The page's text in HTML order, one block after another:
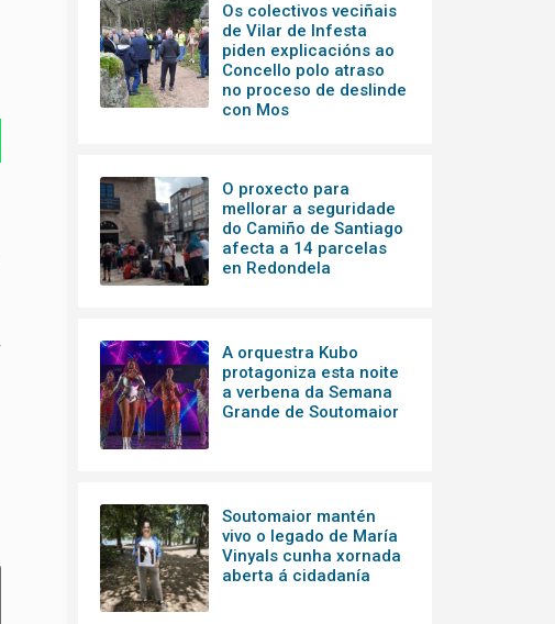
Os colectivos veciñais
de Vilar de Infesta
piden explicacións ao
Concello polo atraso
no proceso de deslinde
con Mos
O proxecto para
mellorar a seguridade
do Camiño de Santiago
afecta a 14 parcelas
en Redondela
A orquestra Kubo
protagoniza esta noite
a verbena da Semana
Grande de Soutomaior
Soutomaior mantén
vivo o legado de María
Vinyals cunha xornada
aberta á cidadanía